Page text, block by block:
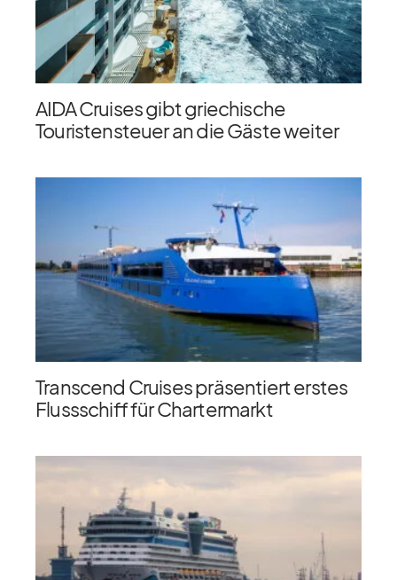
AIDA Cruises gibt griechische
Touristensteuer an die Gäste weiter
Transcend Cruises präsentiert erstes
Flussschiff für Chartermarkt